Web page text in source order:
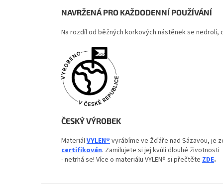
NAVRŽENÁ PRO KAŽDODENNÍ POUŽÍVÁNÍ
Na rozdíl od běžných korkových nástěnek se
ČESKÝ VÝROBEK
MateriálVYLEN®vyrábíme ve Žďáře nad Sázavou, je
certifikován. Zamilujete si jej kvůli dlouhé životnosti
- netrhá se! Více o materiálu VYLEN® si přečtěte ZDE.